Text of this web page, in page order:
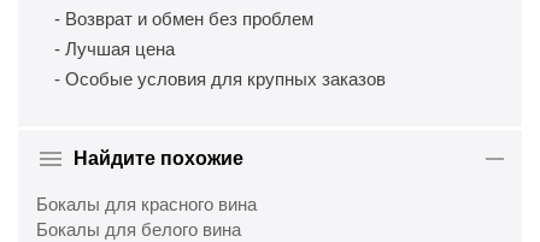
- Возврат и обмен без проблем
- Лучшая цена
- Особые условия для крупных заказов
Найдите похожие
Бокалы для красного вина
Бокалы для белого вина